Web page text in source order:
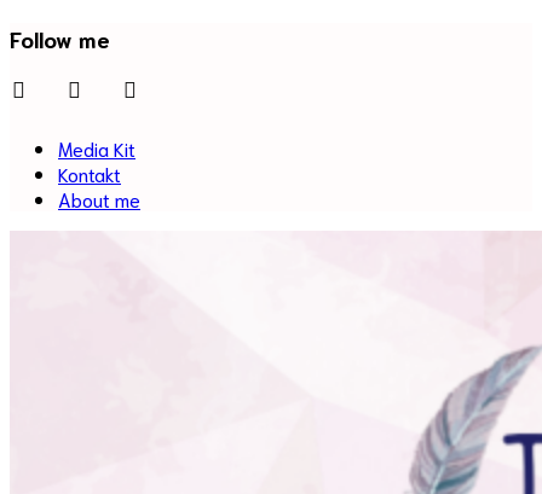
Follow me
twitter instagram
Media Kit
Kontakt
About me